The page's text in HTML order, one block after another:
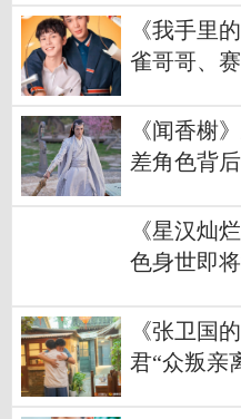
《我手里
雀哥哥、
《闻香榭
差角色背
《星汉灿
色身世即
《张卫国
君“众叛亲